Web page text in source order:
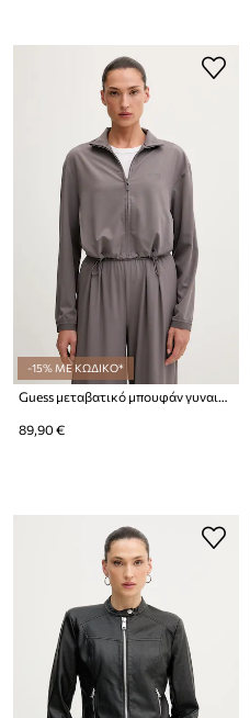
-15% ΜΕ ΚΩΔΙΚΟ*
Guess μεταβατικό μπουφάν γυναικείο SELENE
89,90 €